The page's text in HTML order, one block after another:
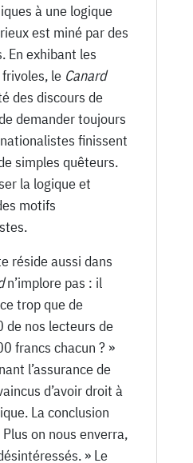
à une logique
est miné par des
En exhibant les
le Canard
des discours de
demander toujours
finissent
simples quêteurs.
la logique et
motifs
réside aussi dans
n’implore pas : il
trop que de
de nos lecteurs de
francs chacun ? »
l’assurance de
d’avoir droit à
La conclusion
on nous enverra,
» Le